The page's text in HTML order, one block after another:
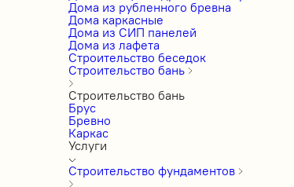
Дома из рубленного бревна
Дома каркасные
Дома из СИП панелей
Дома из лафета
Строительство беседок
Строительство бань
Строительство бань
Брус
Бревно
Каркас
Услуги
Строительство фундаментов